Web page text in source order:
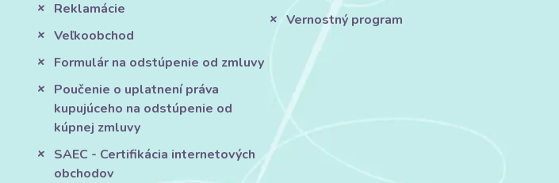
Reklamácie
Veľkoobchod
Formulár na odstúpenie od zmluvy
Poučenie o uplatnení práva
kupujúceho na odstúpenie od
kúpnej zmluvy
SAEC - Certifikácia internetových
obchodov
Vernostný program